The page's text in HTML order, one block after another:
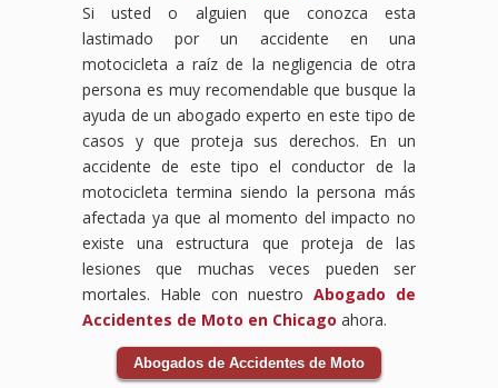
Si usted o alguien que conozca esta
lastimado por un accidente en una
motocicleta a raíz de la negligencia de otra
persona es muy recomendable que busque la
ayuda de un abogado experto en este tipo de
casos y que proteja sus derechos. En un
accidente de este tipo el conductor de la
motocicleta termina siendo la persona más
afectada ya que al momento del impacto no
existe una estructura que proteja de las
lesiones que muchas veces pueden ser
mortales. Hable con nuestro Abogado de
Accidentes de Moto en Chicago ahora.
Abogados de Accidentes de Moto